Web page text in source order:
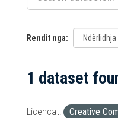
Rendit nga
1 dataset
Licencat: Creative